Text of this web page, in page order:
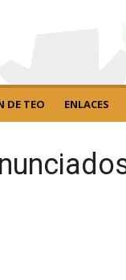
DE TEO ENLACES